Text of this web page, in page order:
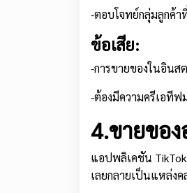
-ตอบโจทย์กลุ่มลูกค้
ข้อเสีย:
-การขายของในอินส
-ต้องมีความครีเอทีฟ
4.ขายขอ
แอปพลิเคชัน
เลยกลายเป็นแหล่ง